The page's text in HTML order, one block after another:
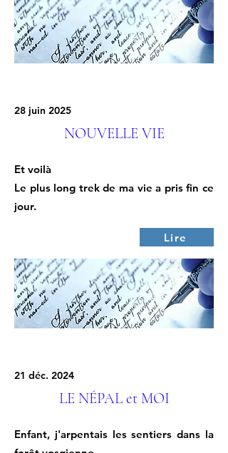
28 juin 2025
NOUVELLE VIE
Et voilà
Le plus long trek de ma vie a pris fin ce
jour.
Lire
21 déc. 2024
LE NÉPAL et MOI
Enfant, j'arpentais les sentiers dans la